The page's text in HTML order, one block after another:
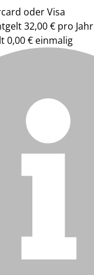
oder Visa
32,00 € pro Jahr
0,00 € einmalig